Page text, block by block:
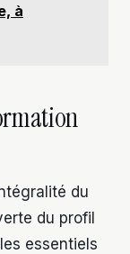
à
du
du profil
essentiels